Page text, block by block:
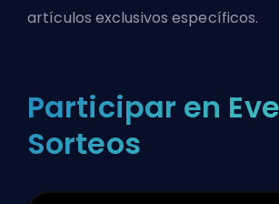
artículos exclusivos específicos.
Participar en
Sorteos